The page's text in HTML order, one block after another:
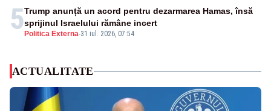
5 Politica Externa-31 iul. 2026, 07:54
Trump anunță un acord pentru dezarmarea Hamas, însă
sprijinul Israelului rămâne incert
ACTUALITATE